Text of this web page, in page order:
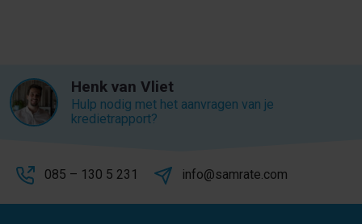
Henk van Vliet
Hulp nodig met het aanvragen van je
kredietrapport?
085 – 130 5 231 info@samrate.com